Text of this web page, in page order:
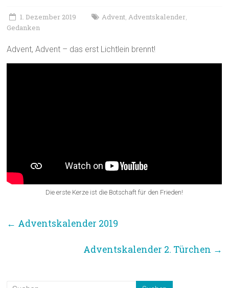
1. Dezember 2019 Advent,Adventskalender,
Gedanken
Advent, Advent – das erst Lichtlein brennt!
Die erste Kerze ist die Botschaft für den Frieden!
← Adventskalender 2019
Adventskalender 2. Türchen →